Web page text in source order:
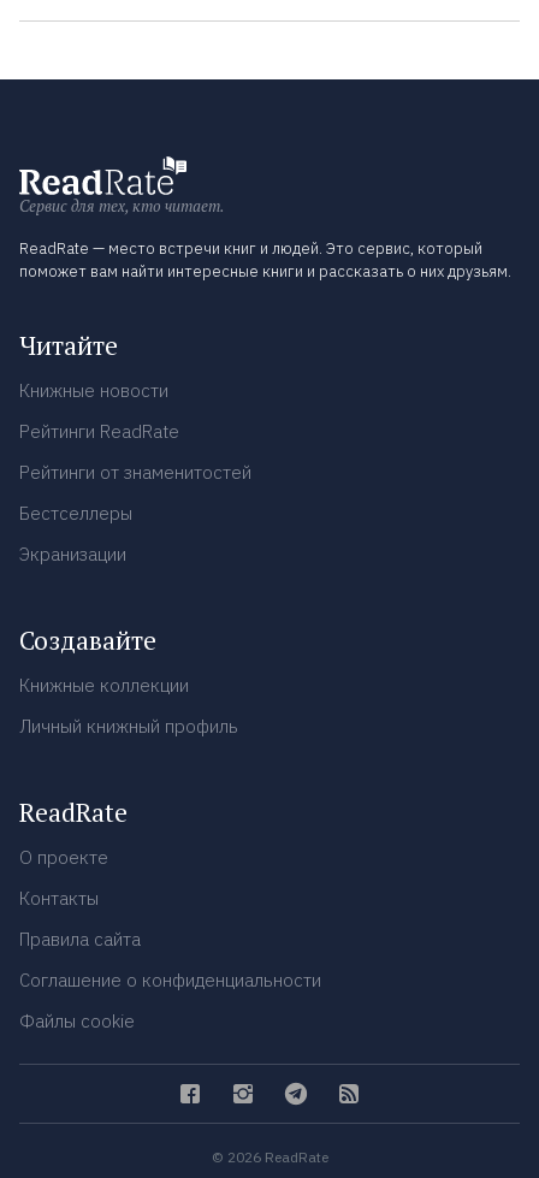
Сервис для тех, кто читает.
ReadRate — место встречи книг и людей. Это сервис, который
поможет вам найти интересные книги и рассказать о них друзьям.
Читайте
Книжные новости
Рейтинги ReadRate
Рейтинги от знаменитостей
Бестселлеры
Экранизации
Создавайте
Книжные коллекции
Личный книжный профиль
ReadRate
О проекте
Контакты
Правила сайта
Соглашение о конфиденциальности
Файлы cookie
© 2026 ReadRate